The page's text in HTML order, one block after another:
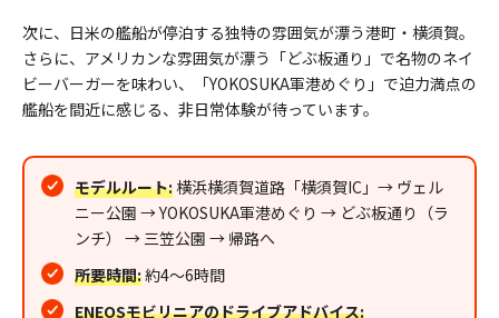
次に、日米の艦船が停泊する独特の雰囲気が漂う港町・横須賀。
さらに、アメリカンな雰囲気が漂う「どぶ板通り」で名物のネイ
ビーバーガーを味わい、「YOKOSUKA軍港めぐり」で迫力満点の
艦船を間近に感じる、非日常体験が待っています。
モデルルート:横浜横須賀道路「横須賀IC」→ ヴェル
ニー公園 → YOKOSUKA軍港めぐり → どぶ板通り（ラ
ンチ） → 三笠公園 → 帰路へ
所要時間:約4〜6時間
ENEOSモビリニアのドライブアドバイス: